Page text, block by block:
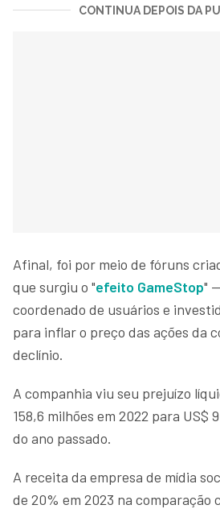
CONTINUA DEPOIS DA
Afinal, foi por meio de fóruns
que surgiu o "efeito GameStop"
coordenado de usuários e
para inflar o preço das ações da
declínio.
A companhia viu seu prejuízo
158,6 milhões em 2022 para US$
do ano passado.
A receita da empresa de mídia
de 20% em 2023 na comparação